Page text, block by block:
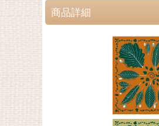
商品詳細